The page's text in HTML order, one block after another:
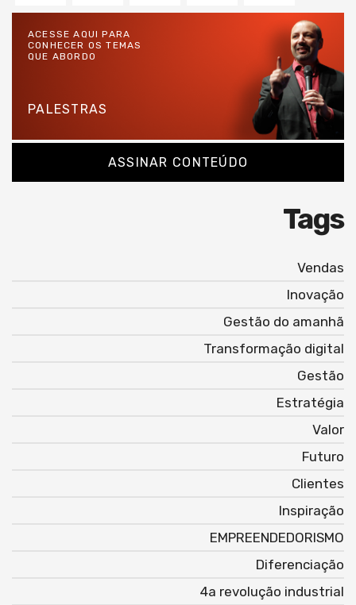
ACESSE AQUI PARA
CONHECER OS TEMAS
QUE ABORDO
PALESTRAS
ASSINAR CONTEÚDO
Tags
Vendas
Inovação
Gestão do amanhã
Transformação digital
Gestão
Estratégia
Valor
Futuro
Clientes
Inspiração
EMPREENDEDORISMO
Diferenciação
4a revolução industrial